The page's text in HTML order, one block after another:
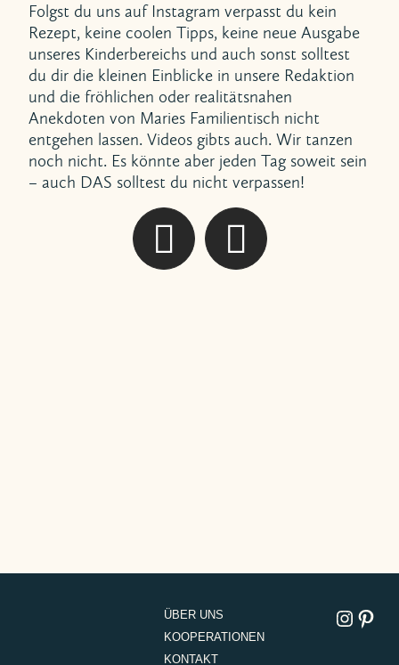
Folgst du uns auf Instagram verpasst du kein
Rezept, keine coolen Tipps, keine neue Ausgabe
unseres Kinderbereichs und auch sonst solltest
du dir die kleinen Einblicke in unsere Redaktion
und die fröhlichen oder realitätsnahen
Anekdoten von Maries Familientisch nicht
entgehen lassen. Videos gibts auch. Wir tanzen
noch nicht. Es könnte aber jeden Tag soweit sein
– auch DAS solltest du nicht verpassen!
ÜBER UNS
KOOPERATIONEN
KONTAKT
Instagram Pinterest